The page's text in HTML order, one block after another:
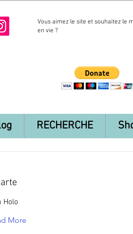
Vous aimez le site et souhaitez le
en vie ?
RECHERCHE
Holo
More